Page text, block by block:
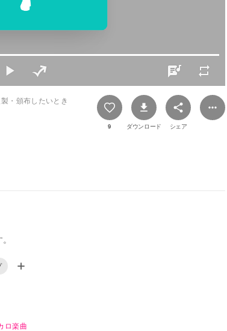
・頒布したいとき
9 ダウンロード シェア
ロ楽曲